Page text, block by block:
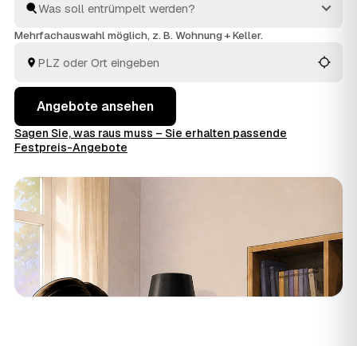
Nähe – von Ueckermünde bisEggesin
. So
sparen Sie sich das einzelne Anfragen und sehen direkt,
Mehrfachauswahl möglich, z. B. Wohnung + Keller.
Angebote ansehen
Sagen Sie, was raus muss – Sie erhalten passende
Festpreis-Angebote